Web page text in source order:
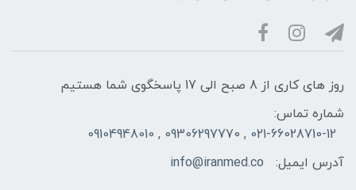
روز های کاری از 8 صبح الی 17 پاسخگوی شما هستیم
شماره تماس:
021-66028710-12 , 09306297770 , 09104948010
آدرس ایمیل:
info@iranmed.co